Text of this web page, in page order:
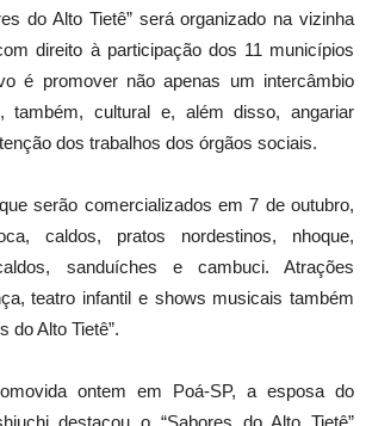
do Alto Tietê” será organizado na vizinha
direito à participação dos 11 municípios
é promover não apenas um intercâmbio
também, cultural e, além disso, angariar
dos trabalhos dos órgãos sociais.
serão comercializados em 7 de outubro,
caldos, pratos nordestinos, nhoque,
sanduíches e cambuci. Atrações
teatro infantil e shows musicais também
do Alto Tietê”.
ontem em Poá-SP, a esposa do
destacou o “Sabores do Alto Tietê”